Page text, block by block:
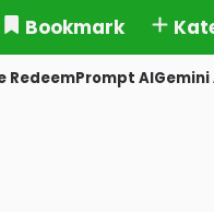
Bookmark
RedeemPrompt AIGemini